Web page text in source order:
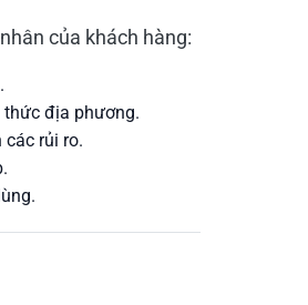
của khách hàng:
thức địa phương.
các rủi ro.